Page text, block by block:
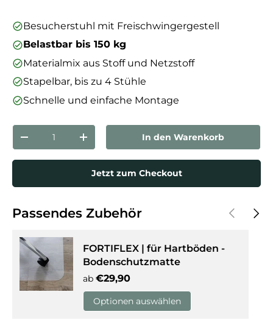
Besucherstuhl mit Freischwingergestell
Belastbar bis 150 kg
Materialmix aus Stoff und Netzstoff
Stapelbar, bis zu 4 Stühle
Schnelle und einfache Montage
Anzahl
Menge verringernMenge erhöhenIn den Warenkorb
Jetzt zum Checkout
Passendes Zubehör Vorherige
FORTIFLEX | für Hartböden -
Bodenschutzmatte
ab Normaler Preis
€29,90
Optionen auswählen